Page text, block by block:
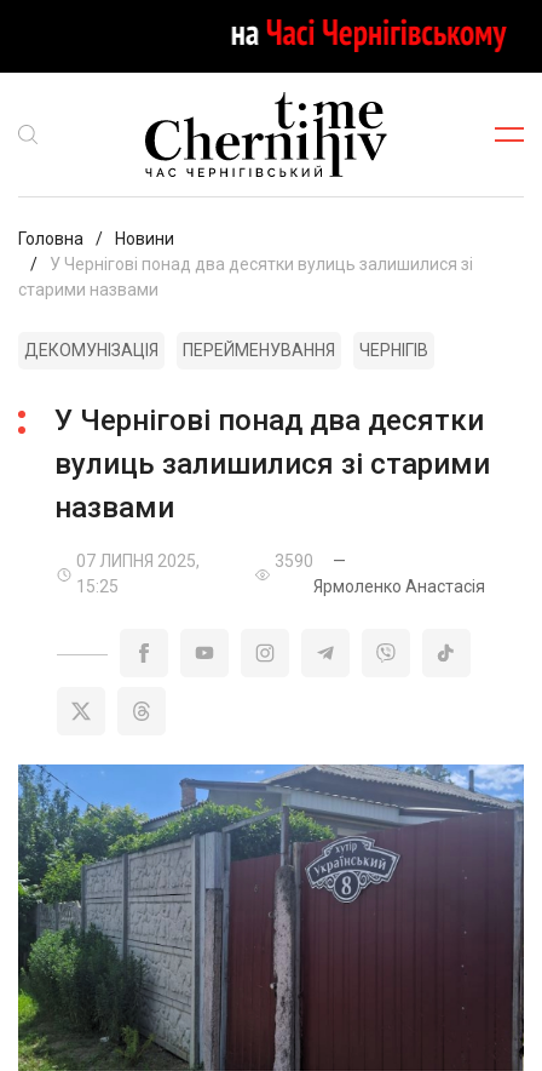
Головна
Новини
У Чернігові понад два десятки вулиць залишилися зі
старими назвами
ДЕКОМУНІЗАЦІЯ ПЕРЕЙМЕНУВАННЯ ЧЕРНІГІВ
У Чернігові понад два десятки
вулиць залишилися зі старими
назвами
07 ЛИПНЯ 2025,
15:25
3590
—
Ярмоленко Анастасія